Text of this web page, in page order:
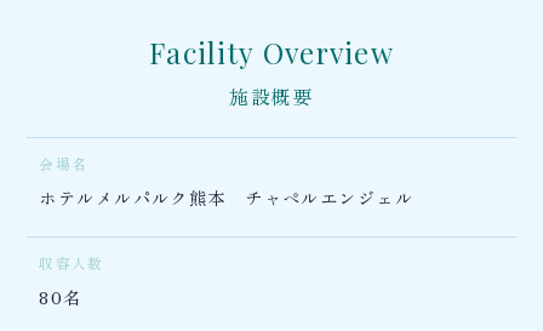
Facility Overview
施設概要
会場名
ホテルメルパルク熊本 チャペルエンジェル
収容人数
80名